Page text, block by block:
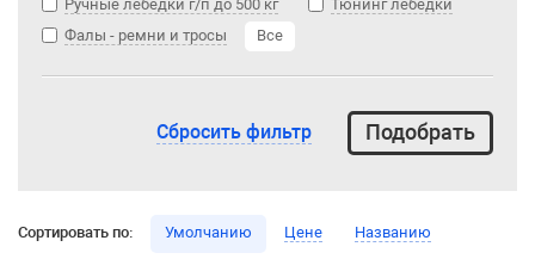
Ручные лебедки г/п до 500 кг
Тюнинг лебедки
Фалы - ремни и тросы
Все
Сбросить фильтр
Сортировать по: Умолчанию Цене Названию